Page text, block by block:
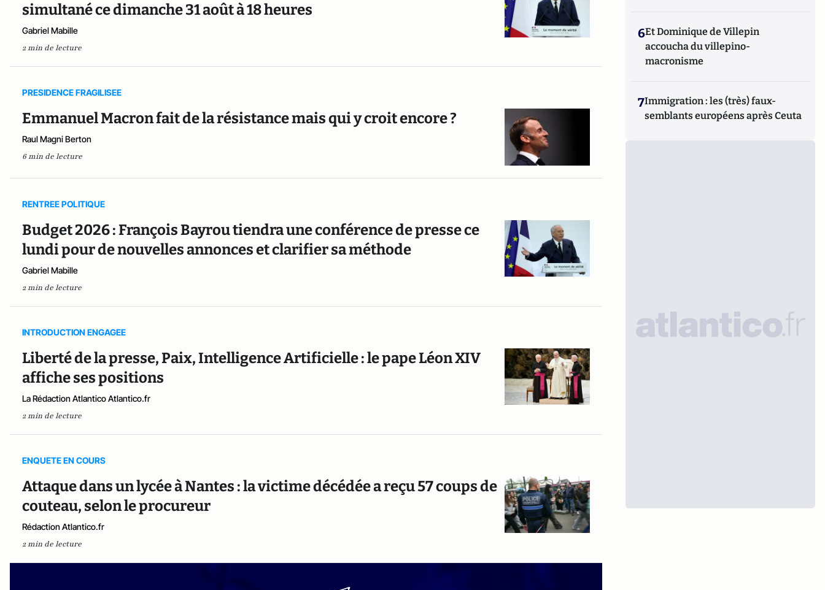
simultané ce dimanche 31 août à 18 heures
Gabriel Mabille
2 min de lecture
PRESIDENCE FRAGILISEE
Emmanuel Macron fait de la résistance mais qui y croit encore ?
Raul Magni Berton
6 min de lecture
RENTREE POLITIQUE
Budget 2026 : François Bayrou tiendra une conférence de presse ce
lundi pour de nouvelles annonces et clarifier sa méthode
Gabriel Mabille
2 min de lecture
INTRODUCTION ENGAGEE
Liberté de la presse, Paix, Intelligence Artificielle : le pape Léon XIV
affiche ses positions
La Rédaction Atlantico Atlantico.fr
2 min de lecture
ENQUETE EN COURS
Attaque dans un lycée à Nantes : la victime décédée a reçu 57 coups de
couteau, selon le procureur
Rédaction Atlantico.fr
2 min de lecture
6Et Dominique de Villepin
accoucha du villepino-
macronisme
7Immigration : les (très) faux-
semblants européens après Ceuta